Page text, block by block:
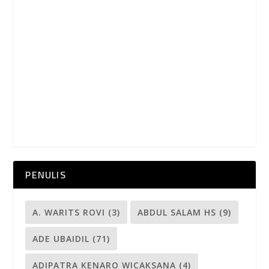
PENULIS
A. WARITS ROVI (3) ABDUL SALAM HS (9)
ADE UBAIDIL (71)
ADIPATRA KENARO WICAKSANA (4)